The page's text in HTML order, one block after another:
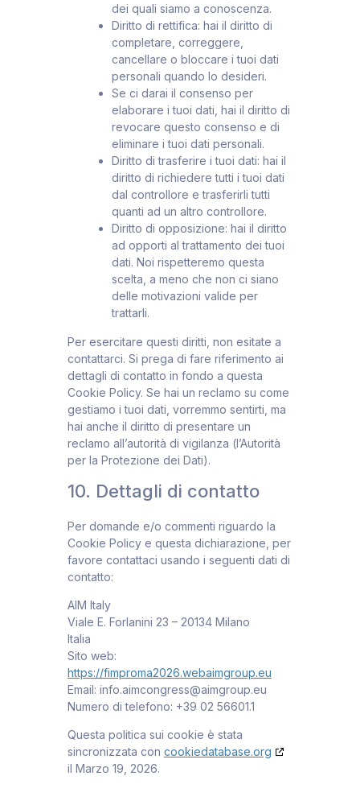
dei quali siamo a conoscenza.
Diritto di rettifica: hai il diritto di
completare, correggere,
cancellare o bloccare i tuoi dati
personali quando lo desideri.
Se ci darai il consenso per
elaborare i tuoi dati, hai il diritto di
revocare questo consenso e di
eliminare i tuoi dati personali.
Diritto di trasferire i tuoi dati: hai il
diritto di richiedere tutti i tuoi dati
dal controllore e trasferirli tutti
quanti ad un altro controllore.
Diritto di opposizione: hai il diritto
ad opporti al trattamento dei tuoi
dati. Noi rispetteremo questa
scelta, a meno che non ci siano
delle motivazioni valide per
trattarli.
Per esercitare questi diritti, non esitate a
contattarci. Si prega di fare riferimento ai
dettagli di contatto in fondo a questa
Cookie Policy. Se hai un reclamo su come
gestiamo i tuoi dati, vorremmo sentirti, ma
hai anche il diritto di presentare un
reclamo all’autorità di vigilanza (l’Autorità
per la Protezione dei Dati).
10. Dettagli di contatto
Per domande e/o commenti riguardo la
Cookie Policy e questa dichiarazione, per
favore contattaci usando i seguenti dati di
contatto:
AIM Italy
Viale E. Forlanini 23 – 20134 Milano
Italia
Sito web:
https://fimproma2026.webaimgroup.eu
Email: info.aimcongress@aimgroup.eu
Numero di telefono: +39 02 56601.1
Questa politica sui cookie è stata
sincronizzata con cookiedatabase.org
il Marzo 19, 2026.